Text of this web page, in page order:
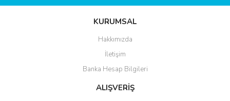
KURUMSAL
Hakkımızda
İletişim
Banka Hesap Bilgileri
ALIŞVERİŞ